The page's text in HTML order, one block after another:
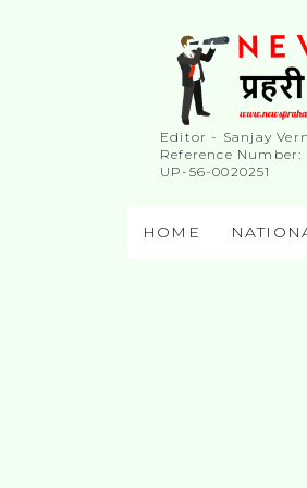
Editor - Sanjay
Reference Number:
UP-56-0020251
HOME